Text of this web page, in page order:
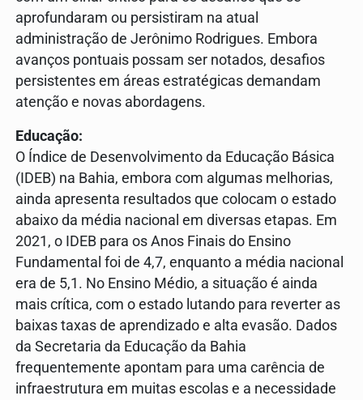
aprofundaram ou persistiram na atual
administração de Jerônimo Rodrigues. Embora
avanços pontuais possam ser notados, desafios
persistentes em áreas estratégicas demandam
atenção e novas abordagens.
Educação:
O Índice de Desenvolvimento da Educação Básica
(IDEB) na Bahia, embora com algumas melhorias,
ainda apresenta resultados que colocam o estado
abaixo da média nacional em diversas etapas. Em
2021, o IDEB para os Anos Finais do Ensino
Fundamental foi de 4,7, enquanto a média nacional
era de 5,1. No Ensino Médio, a situação é ainda
mais crítica, com o estado lutando para reverter as
baixas taxas de aprendizado e alta evasão. Dados
da Secretaria da Educação da Bahia
frequentemente apontam para uma carência de
infraestrutura em muitas escolas e a necessidade